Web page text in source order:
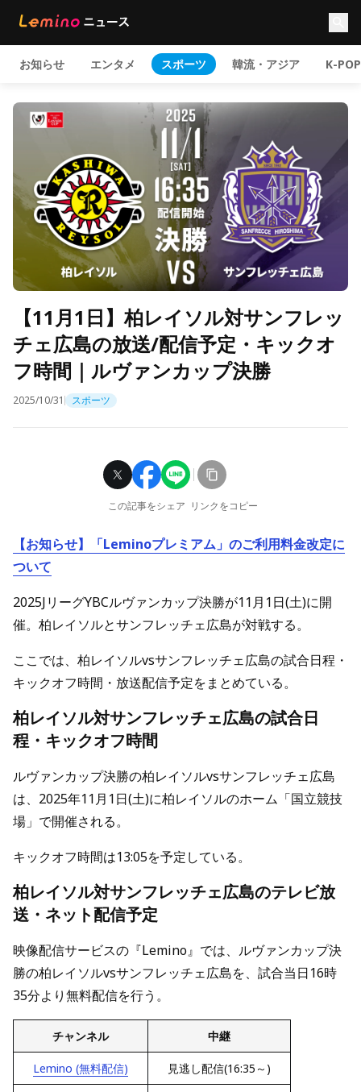
お知らせ エンタメ スポーツ 韓流・アジア K-POP
【11月1日】柏レイソル対サンフレッ
チェ広島の放送/配信予定・キックオ
フ時間｜ルヴァンカップ決勝
2025/10/31 スポーツ
この記事をシェア リンクをコピー
【お知らせ】「Leminoプレミアム」のご利用料金改定に
ついて
2025JリーグYBCルヴァンカップ決勝が11月1日(土)に開
催。柏レイソルとサンフレッチェ広島が対戦する。
ここでは、柏レイソルvsサンフレッチェ広島の試合日程・
キックオフ時間・放送配信予定をまとめている。
柏レイソル対サンフレッチェ広島の試合日
程・キックオフ時間
ルヴァンカップ決勝の柏レイソルvsサンフレッチェ広島
は、2025年11月1日(土)に柏レイソルのホーム「国立競技
場」で開催される。
キックオフ時間は13:05を予定している。
柏レイソル対サンフレッチェ広島のテレビ放
送・ネット配信予定
映像配信サービスの『Lemino』では、ルヴァンカップ決
勝の柏レイソルvsサンフレッチェ広島を、試合当日16時
35分より無料配信を行う。
チャンネル 中継
Lemino (無料配信) 見逃し配信(16:35～)